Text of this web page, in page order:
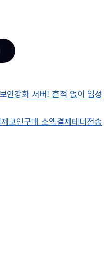
안강화 서버! 흔적 없이 입성
인구매 소액결제테더전송